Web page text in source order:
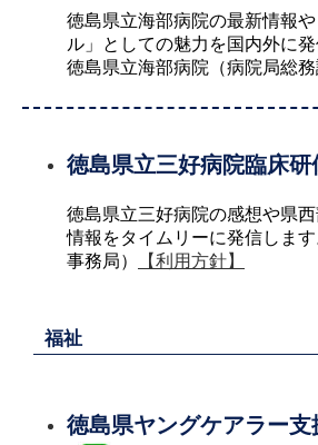
徳島県立海部病院の最新情報
ル」としての魅力を国内外に
徳島県立海部病院（病院局総務
徳島県立三好病院臨床研
徳島県立三好病院の感想や県西
情報をタイムリーに発信しま
事務局）
【利用方針】
福祉
徳島県ヤングケアラー